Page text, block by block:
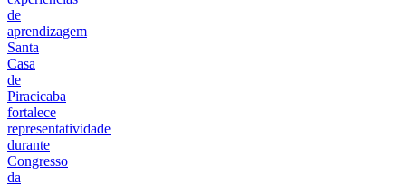
de
aprendizagem
Santa
Casa
de
Piracicaba
fortalece
representatividade
durante
Congresso
da